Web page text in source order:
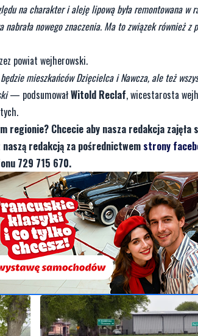
na charakter i aleję lipową była remontowana
nowego znaczenia. Ma to związek również z
powiat wejherowski.
mieszkańców Dzięcielca i Nawcza, ale też
— podsumowałWitold Reclaf, wicestarosta
regionie? Chcecie aby nasza redakcja zajęła
redakcją za pośrednictwem strony
729 715 670.